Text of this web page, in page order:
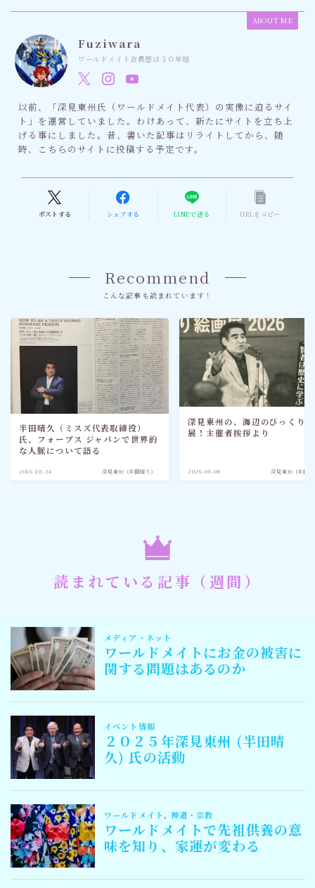
ABOUT ME
Fuziwara
ワールドメイト会員歴は３０年超
以前、「深見東州氏（ワールドメイト代表）の実像に迫るサイ
ト」を運営していました。わけあって、新たにサイトを立ち上
げる事にしました。昔、書いた記事はリライトしてから、随
時、こちらのサイトに投稿する予定です。
ポストする シェアする LINEで送る URLをコピー
Recommend
こんな記事も読まれています！
半田晴久（ミスズ代表取締役）
氏、フォーブス ジャパンで世界的
な人脈について語る
2016.10.24 深見東州 (半田晴久)
深見東州の、海辺のびっくり個
展！主催者挨拶より
2026.06.08 深見東州 (半田
読まれている記事（週間）